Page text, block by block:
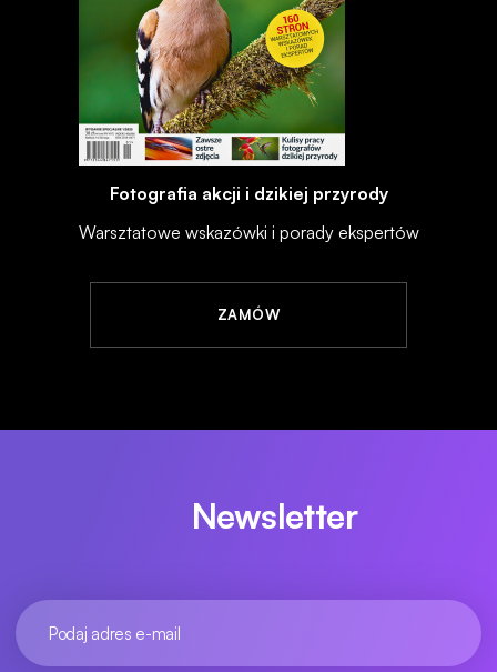
Fotografia akcji i dzikiej przyrody
Warsztatowe wskazówki i porady ekspertów
ZAMÓW
Newsletter